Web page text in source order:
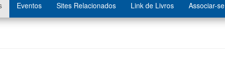
Eventos Sites Relacionados Link de Livros Associar-se